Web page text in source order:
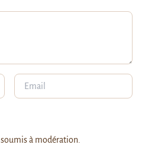
à modération.